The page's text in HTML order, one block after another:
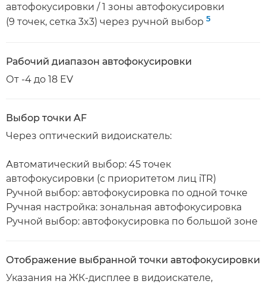
автофокусировки / 1 зоны автофокусировки
(9 точек, сетка 3x3) через ручной выбор 5
Рабочий диапазон автофокусировки
От -4 до 18 EV
Выбор точки AF
Через оптический видоискатель:
Автоматический выбор: 45 точек
автофокусировки (с приоритетом лиц iTR)
Ручной выбор: автофокусировка по одной точке
Ручная настройка: зональная автофокусировка
Ручной выбор: автофокусировка по большой зоне
Отображение выбранной точки автофокусировки
Указания на ЖК-дисплее в видоискателе,